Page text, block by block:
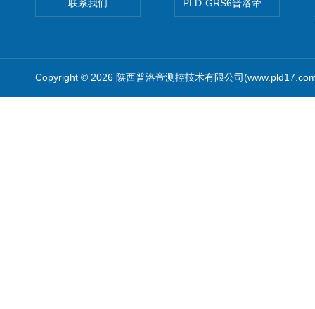
联系我们 PLD-GRS6普洛帝全自动微量
Copyright © 2026 陕西普洛帝测控技术有限公司